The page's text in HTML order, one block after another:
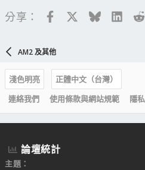
分享： FacebookBluesky
AM2 及其他
淺色明亮
正體中文（台灣）
連絡我們
使用條款與網站規範 隱
論壇統計
主題